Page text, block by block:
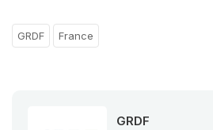
GRDF France
GRDF